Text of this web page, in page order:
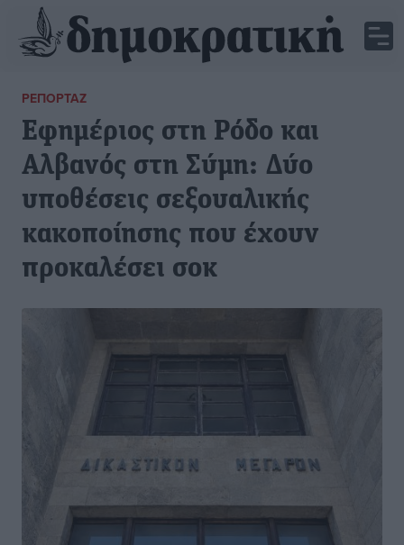
ΡΕΠΟΡΤΆΖ
Εφημέριος στη Ρόδο και
Αλβανός στη Σύμη: Δύο
υποθέσεις σεξουαλικής
κακοποίησης που έχουν
προκαλέσει σοκ